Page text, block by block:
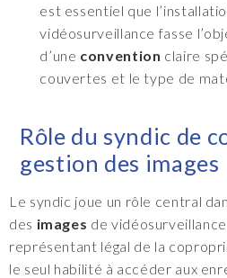
est essentiel que
vidéosurveillance fasse
d’une convention claire
couvertes et le type de
Rôle du syndic de
gestion des images
Le syndic joue un rôle central
des images de
représentant légal de la
le seul habilité à accéder aux